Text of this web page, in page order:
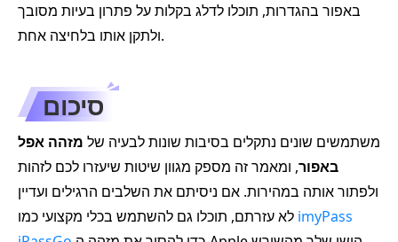
באפור בהגדרות, תוכלו לדלג בקלות על פתרון בעיות מסובך
ולתקן אותו בלחיצה אחת.
סיכום
משתמשים שונים נתקלים בסיבות שונות לבעיה של מזהה אפל
באפור, ומאמר זה מספק מגוון שיטות שיעזרו לכם לזהות
ולפתור אותה במהירות. אם ניסיתם את השלבים הרגילים ועדיין
imyPass